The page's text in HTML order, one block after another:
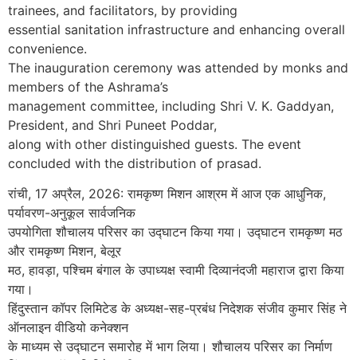
trainees, and facilitators, by providing
essential sanitation infrastructure and enhancing overall
convenience.
The inauguration ceremony was attended by monks and
members of the Ashrama’s
management committee, including Shri V. K. Gaddyan,
President, and Shri Puneet Poddar,
along with other distinguished guests. The event
concluded with the distribution of prasad.
रांची, 17 अप्रैल, 2026: रामकृष्ण मिशन आश्रम में आज एक आधुनिक,
पर्यावरण-अनुकूल सार्वजनिक
उपयोगिता शौचालय परिसर का उद्घाटन किया गया। उद्घाटन रामकृष्ण मठ
और रामकृष्ण मिशन, बेलूर
मठ, हावड़ा, पश्चिम बंगाल के उपाध्यक्ष स्वामी दिव्यानंदजी महाराज द्वारा किया
गया।
हिंदुस्तान कॉपर लिमिटेड के अध्यक्ष-सह-प्रबंध निदेशक संजीव कुमार सिंह ने
ऑनलाइन वीडियो कनेक्शन
के माध्यम से उद्घाटन समारोह में भाग लिया। शौचालय परिसर का निर्माण